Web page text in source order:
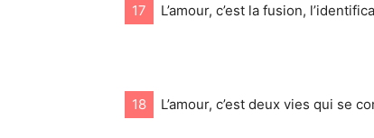
17 L’amour, c’est la fusion,
18 L’amour, c’est deux vies qui se